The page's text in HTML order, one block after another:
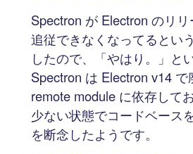
Spectron が Electron のリ
追従できなくなってるとい
したので、「やはり。」と
Spectron は Electron v14 で
remote module に依存して
少ない状態でコードベース
を断念したようです。